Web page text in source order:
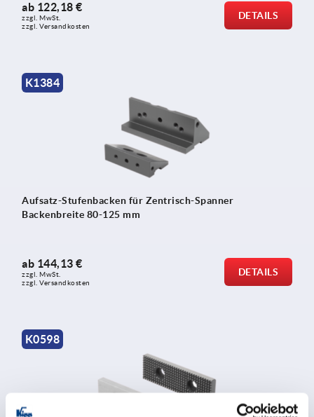
ab 122,18 €
zzgl. MwSt.
zzgl. Versandkosten
DETAILS
K1384
Aufsatz-Stufenbacken für Zentrisch-Spanner
Backenbreite 80-125 mm
ab 144,13 €
zzgl. MwSt.
zzgl. Versandkosten
DETAILS
K0598